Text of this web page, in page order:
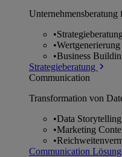
•Strategieberatung
•
•Business
Strategieberatung
Communication
Transformation von
•Data Storytelling
•Marketing
•
Communication